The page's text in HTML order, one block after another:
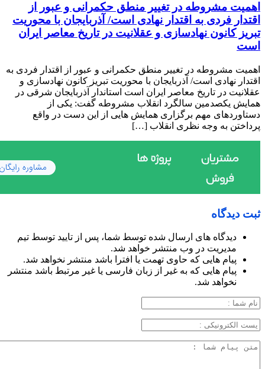
اهمیت مشروطه در تغییر منطق حکمرانی و عبور از
اقتدار فردی به اقتدار نهادی است/ آذربایجان با محوریت
تبریز کانون نهادسازی و عقلانیت در تاریخ معاصر ایران
است
اهمیت مشروطه در تغییر منطق حکمرانی و عبور از اقتدار فردی به
اقتدار نهادی است/ آذربایجان با محوریت تبریز کانون نهادسازی و
عقلانیت در تاریخ معاصر ایران است استاندار آذربایجان شرقی در
همایش یکصدمین سالگرد انقلاب مشروطه گفت: یکی از
دستاوردهای مهم برگزاری همایش هایی از این دست در واقع
پرداختن به وجه نظری انقلاب […]
ثبت دیدگاه
دیدگاه های ارسال شده توسط شما، پس از تایید توسط تیم
مدیریت در وب منتشر خواهد شد.
پیام هایی که حاوی تهمت یا افترا باشد منتشر نخواهد شد.
پیام هایی که به غیر از زبان فارسی یا غیر مرتبط باشد منتشر
نخواهد شد.